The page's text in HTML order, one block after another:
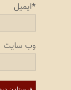
ایمیل*
وب‌ سایت